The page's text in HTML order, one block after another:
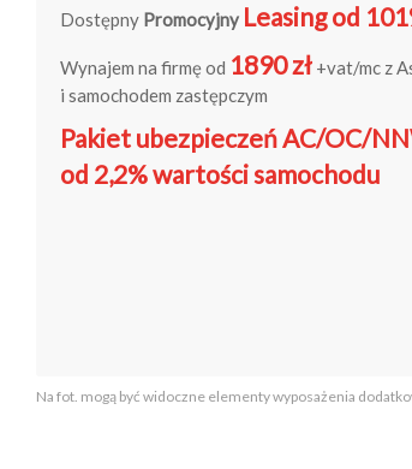
Dostępny Promocyjny Leasing od
Wynajem na firmę od 1890 zł +vat/mc z
i samochodem zastępczym
Pakiet ubezpieczeń AC/OC/
od 2,2% wartości samochodu
Na fot. mogą być widoczne elementy wyposażenia